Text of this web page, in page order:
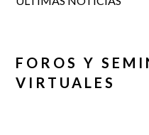
FOROS Y
VIRTUALES